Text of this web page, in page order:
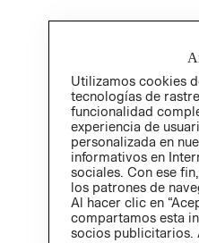
Utilizamos cookies
tecnologías de
funcionalidad
experiencia de
personalizada en
informativos en
sociales. Con ese
los patrones de
Al hacer clic en
compartamos esta
socios publicitarios.